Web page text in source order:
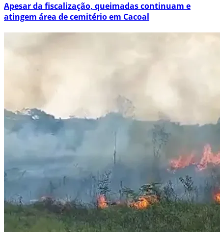
Apesar da fiscalização, queimadas continuam e
atingem área de cemitério em Cacoal